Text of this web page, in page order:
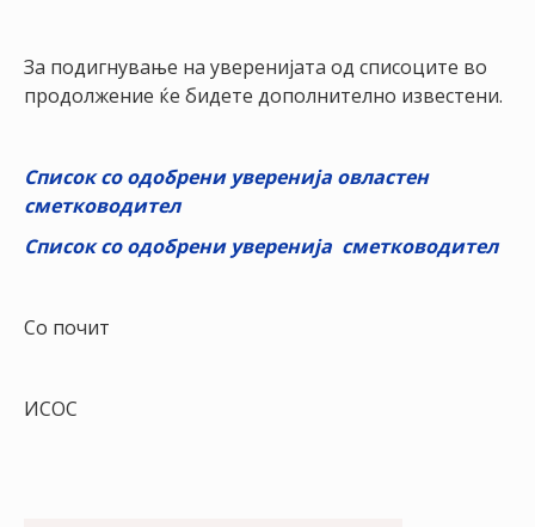
КОНТАКТ
ЧЛЕНОВИ
АЖУРИРАЈ
За подигнување на уверенијата од списоците во
продолжение ќе бидете дополнително известени.
Список со одобрени уверенија oвластен
сметководител
Список со одобрени уверенија сметководител
Со почит
ИСОС